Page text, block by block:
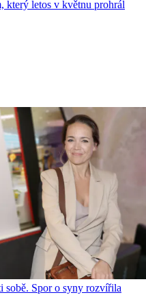
který letos v květnu prohrál
sobě. Spor o syny rozvířila